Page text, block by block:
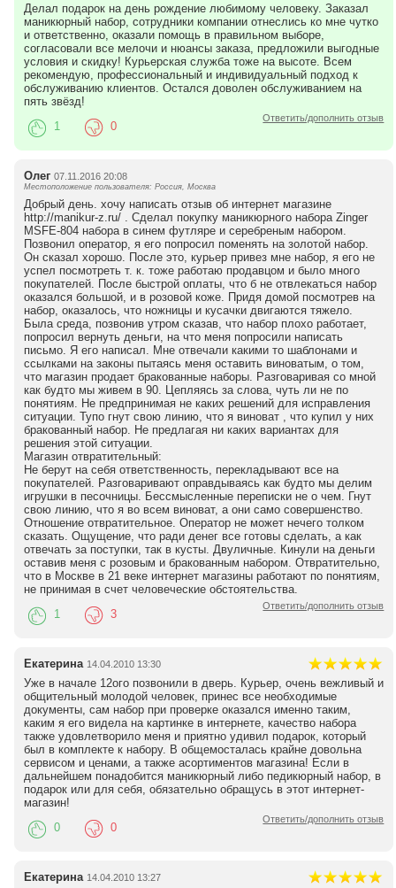
Делал подарок на день рождение любимому человеку. Заказал
маникюрный набор, сотрудники компании отнеслись ко мне чутко
и ответственно, оказали помощь в правильном выборе,
согласовали все мелочи и нюансы заказа, предложили выгодные
условия и скидку! Курьерская служба тоже на высоте. Всем
рекомендую, профессиональный и индивидуальный подход к
обслуживанию клиентов. Остался доволен обслуживанием на
пять звёзд!
Ответить/дополнить отзыв
1 0
Олег 07.11.2016 20:08
Местоположение пользователя: Россия, Москва
Добрый день. хочу написать отзыв об интернет магазине
http://manikur-z.ru/ . Сделал покупку маникюрного набора Zinger
MSFE-804 набора в синем футляре и серебреным набором.
Позвонил оператор, я его попросил поменять на золотой набор.
Он сказал хорошо. После это, курьер привез мне набор, я его не
успел посмотреть т. к. тоже работаю продавцом и было много
покупателей. После быстрой оплаты, что б не отвлекаться набор
оказался большой, и в розовой коже. Придя домой посмотрев на
набор, оказалось, что ножницы и кусачки двигаются тяжело.
Была среда, позвонив утром сказав, что набор плохо работает,
попросил вернуть деньги, на что меня попросили написать
письмо. Я его написал. Мне отвечали какими то шаблонами и
ссылками на законы пытаясь меня оставить виноватым, о том,
что магазин продает бракованные наборы. Разговаривая со мной
как будто мы живем в 90. Цепляясь за слова, чуть ли не по
понятиям. Не предпринимая не каких решений для исправления
ситуации. Тупо гнут свою линию, что я виноват , что купил у них
бракованный набор. Не предлагая ни каких вариантах для
решения этой ситуации.
Магазин отвратительный:
Не берут на себя ответственность, перекладывают все на
покупателей. Разговаривают оправдываясь как будто мы делим
игрушки в песочницы. Бессмысленные переписки не о чем. Гнут
свою линию, что я во всем виноват, а они само совершенство.
Отношение отвратительное. Оператор не может нечего толком
сказать. Ощущение, что ради денег все готовы сделать, а как
отвечать за поступки, так в кусты. Двуличные. Кинули на деньги
оставив меня с розовым и бракованным набором. Отвратительно,
что в Москве в 21 веке интернет магазины работают по понятиям,
не принимая в счет человеческие обстоятельства.
Ответить/дополнить отзыв
1 3
Екатерина 14.04.2010 13:30
Уже в начале 12ого позвонили в дверь. Курьер, очень вежливый и
общительный молодой человек, принес все необходимые
документы, сам набор при проверке оказался именно таким,
каким я его видела на картинке в интернете, качество набора
также удовлетворило меня и приятно удивил подарок, который
был в комплекте к набору. В общемосталась крайне довольна
сервисом и ценами, а также асортиментов магазина! Если в
дальнейшем понадобится маникюрный либо педикюрный набор, в
подарок или для себя, обязательно обращусь в этот интернет-
магазин!
Ответить/дополнить отзыв
0 0
Екатерина 14.04.2010 13:27